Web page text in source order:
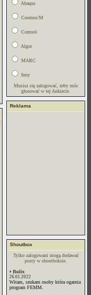
Abaqus
Cosmos/M
Comsol
Algor
MARC
Inny
Musisz się zalogować, żeby móc
głosować w tej Ankiecie.
Reklama
Shoutbox
Tylko zalogowani mogą dodawać
posty w shoutboksie.
Bulix
26.01.2022
Witam, szukam osoby która ogarnia
program FEMM.